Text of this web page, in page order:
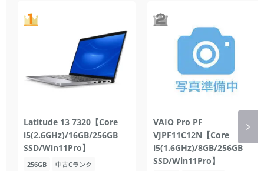
Latitude 13 7320【Core
i5(2.6GHz)/16GB/256GB
SSD/Win11Pro】
256GB 中古Cランク
VAIO Pro PF
VJPF11C12N【Core
i5(1.6GHz)/8GB/256GB
SSD/Win11Pro】